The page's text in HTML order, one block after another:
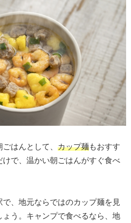
はんとして、 カップ麺もおすす
で、温かい朝ごはんがすぐ食べ
、地元ならではのカップ麺を見
う。キャンプで食べるなら、地